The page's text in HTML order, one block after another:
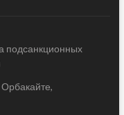
подсанкционных